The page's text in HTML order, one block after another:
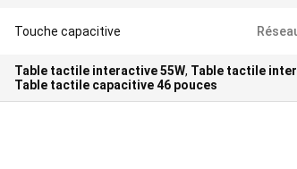
Touche capacitive
Table tactile interactive 55W, Table tactile
Table tactile capacitive 46 pouces